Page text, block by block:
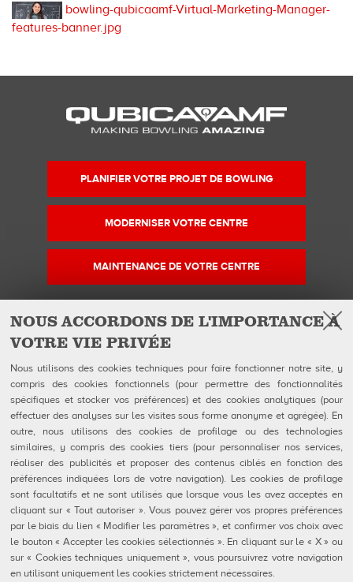
NOUS ACCORDONS DE L'IMPORTANCE À
VOTRE VIE PRIVÉE
Nous utilisons des cookies techniques pour faire fonctionner notre site, y
compris des cookies fonctionnels (pour permettre des fonctionnalités
spécifiques et stocker vos préférences) et des cookies analytiques (pour
effectuer des analyses sur les visites sous forme anonyme et agrégée). En
outre, nous utilisons des cookies de profilage ou des technologies
similaires, y compris des cookies tiers (pour personnaliser nos services,
réaliser des publicités et proposer des contenus ciblés en fonction des
préférences indiquées lors de votre navigation). Les cookies de profilage
sont facultatifs et ne sont utilisés que lorsque vous les avez acceptés en
cliquant sur « Tout autoriser ». Vous pouvez gérer vos propres préférences
par le biais du lien « Modifier les paramètres », et confirmer vos choix avec
le bouton « Accepter les cookies sélectionnés ». En cliquant sur le « X » ou
sur « Cookies techniques uniquement », vous poursuivrez votre navigation
en utilisant uniquement les cookies strictement nécessaires.
bowling-qubicaamf-Virtual-Marketing-Manager-
features-banner.jpg
PLANIFIER VOTRE PROJET DE BOWLING
MODERNISER VOTRE CENTRE
MAINTENANCE DE VOTRE CENTRE
QUBICAAMF WORLDWIDE LLC
40 rue Jacques Ibert
92300 Levallois-Perret:
Téléphone : 0140899470
Produits
Galerie
Actualités
eShop
Contacts
Formulaires FDS
Politique de confidentialité
Politique en matière de cookies
Configuration des cookies
Rapports De Dénonciation
Suivez-nous sur